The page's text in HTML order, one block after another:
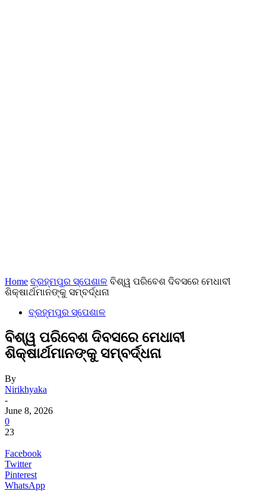
Home ବ୍ରହ୍ମପୁର ସ୍ପେଶାଳ ବିଶ୍ୱ ପରିବେଶ ଦିବସରେ ମେଧାବୀ
ଶିକ୍ଷାର୍ଥମାନଙ୍କୁ ସମ୍ବର୍ଦ୍ଧନା
ବ୍ରହ୍ମପୁର ସ୍ପେଶାଳ
ବିଶ୍ୱ ପରିବେଶ ଦିବସରେ ମେଧାବୀ
ଶିକ୍ଷାର୍ଥମାନଙ୍କୁ ସମ୍ବର୍ଦ୍ଧନା
By
Nirikhyaka
-
June 8, 2026
0
23
Facebook
Twitter
Pinterest
WhatsApp